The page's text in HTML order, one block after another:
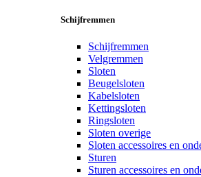
Schijfremmen
Schijfremmen
Velgremmen
Sloten
Beugelsloten
Kabelsloten
Kettingsloten
Ringsloten
Sloten overige
Sloten accessoires en
Sturen
Sturen accessoires en